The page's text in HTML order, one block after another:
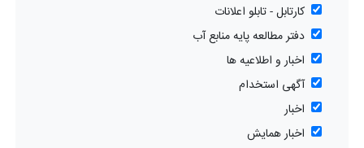
کارتابل - تابلو اعلانات
دفتر مطالعه پایه منابع آب
اخبار و اطلاعیه ها
آگهی استخدام
اخبار
اخبار همایش